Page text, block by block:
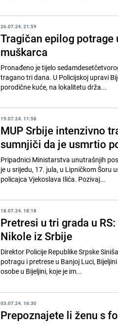
26.07.24. 21:59
Tragičan epilog
muškarca
Pronađeno je tijelo
tragano tri dana. U Policijskoj upravi
porodične kuće, na lokalitetu drža...
19.07.24. 11:58
MUP Srbije intenzivno
sumnjiči da je usmrtio
Pripadnici Ministarstva unutrašnjih
je u srijedu, 17. jula, u Lipničkom Šoru
policajca Vjekoslava Ilića. Pozivaj...
18.07.24. 18:18
Pretresi u tri grada u
Nikole iz Srbije
Direktor Policije Republike Srpske
potragu i pretrese u Banjoj Luci,
osobe u Bijeljini, koje je im...
03.07.24. 16:30
Prepoznajete li ženu s